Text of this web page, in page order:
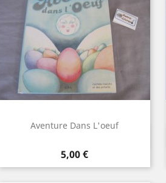
Aventure Dans L'oeuf
Prix
5,00 €